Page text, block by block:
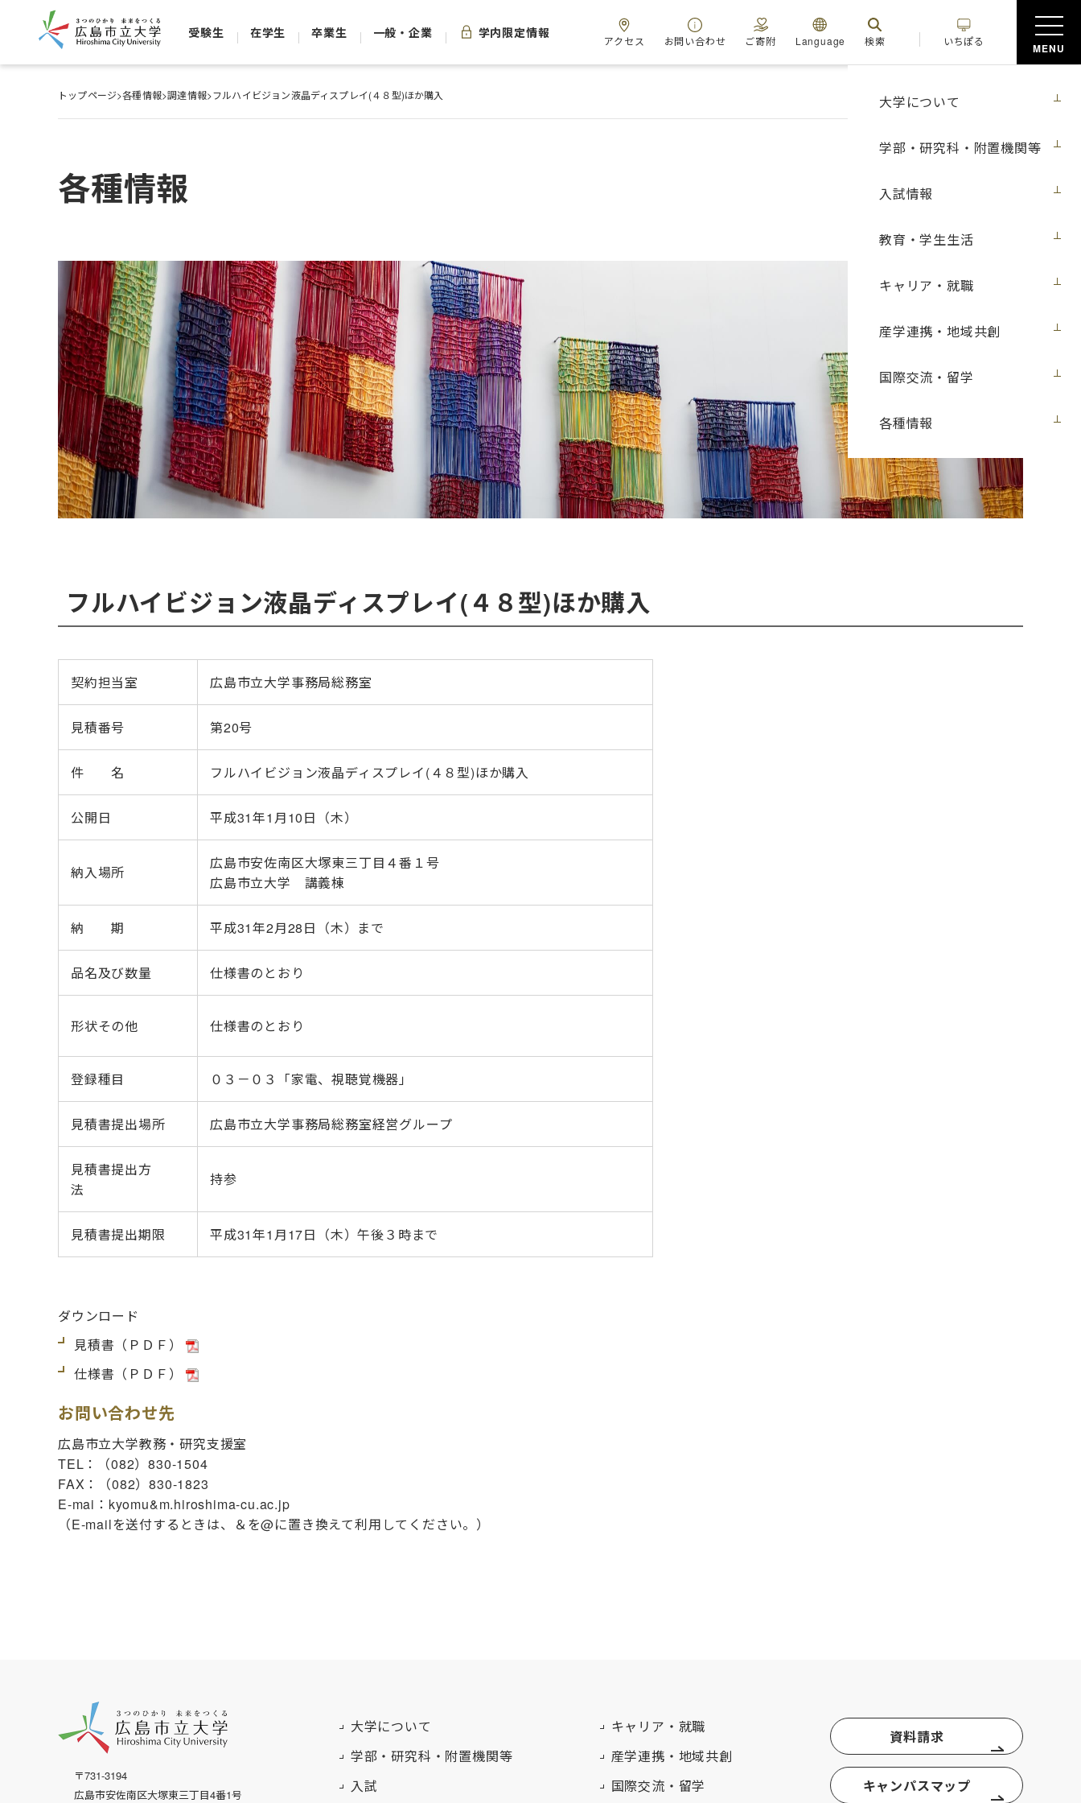
大学について
学部・研究科・附置機関等
入試情報
教育・学生生活
キャリア・就職
産学連携・地域共創
国際交流・留学
各種情報
受験生 在学生 卒業生 一般・企業 学内限定情報
アクセス お問い合わせ ご寄附 Language 検索 いちぽる
MENU
トップページ>各種情報>調達情報>フルハイビジョン液晶ディスプレイ(４８型)ほか購入
各種情報
フルハイビジョン液晶ディスプレイ(４８型)ほか購入
契約担当室 広島市立大学事務局総務室
見積番号 第20号
件 名 フルハイビジョン液晶ディスプレイ(４８型)ほか購入
公開日 平成31年1月10日（木）
納入場所
広島市安佐南区大塚東三丁目４番１号
広島市立大学 講義棟
納 期 平成31年2月28日（木）まで
品名及び数量 仕様書のとおり
形状その他 仕様書のとおり
登録種目 ０３－０３「家電、視聴覚機器」
見積書提出場所 広島市立大学事務局総務室経営グループ
見積書提出方
法
持参
見積書提出期限 平成31年1月17日（木）午後３時まで
ダウンロード
見積書（ＰＤＦ）
仕様書（ＰＤＦ）
お問い合わせ先
広島市立大学教務・研究支援室
TEL：（082）830-1504
FAX：（082）830-1823
E-mai：kyomu&m.hiroshima-cu.ac.jp
（E-mailを送付するときは、＆を@に置き換えて利用してください。）
〒731-3194
広島市安佐南区大塚東三丁目4番1号
大学について
学部・研究科・附置機関等
入試
キャリア・就職
産学連携・地域共創
国際交流・留学
資料請求
キャンパスマップ